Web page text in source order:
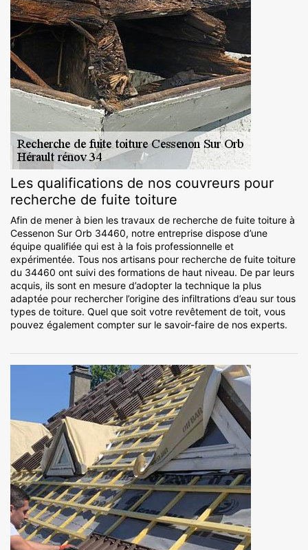
Les qualifications de nos couvreurs pour
recherche de fuite toiture
Afin de mener à bien les travaux de recherche de fuite toiture à
Cessenon Sur Orb 34460, notre entreprise dispose d’une
équipe qualifiée qui est à la fois professionnelle et
expérimentée. Tous nos artisans pour recherche de fuite toiture
du 34460 ont suivi des formations de haut niveau. De par leurs
acquis, ils sont en mesure d’adopter la technique la plus
adaptée pour rechercher l’origine des infiltrations d’eau sur tous
types de toiture. Quel que soit votre revêtement de toit, vous
pouvez également compter sur le savoir-faire de nos experts.